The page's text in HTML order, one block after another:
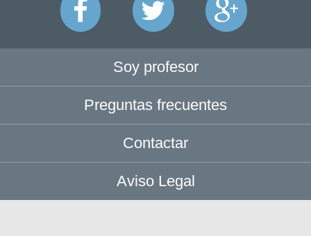
Soy profesor
Preguntas frecuentes
Contactar
Aviso Legal